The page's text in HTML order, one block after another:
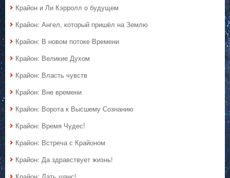
Крайон и Ли Кэрролл о будущем
Крайон: Ангел, который пришёл на Землю
Крайон: В новом потоке Времени
Крайон: Великие Духом
Крайон: Власть чувств
Крайон: Вне времени
Крайон: Ворота к Высшему Сознанию
Крайон: Время Чудес!
Крайон: Встреча с Крайоном
Крайон: Да здравствует жизнь!